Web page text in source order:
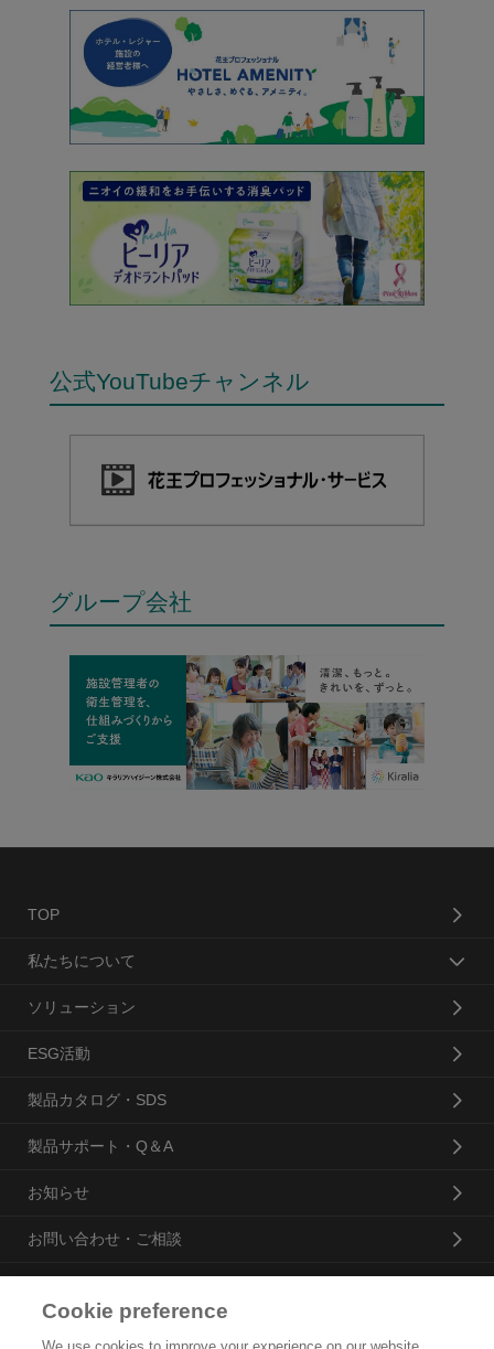
公式YouTubeチャンネル
グループ会社
TOP
私たちについて
ソリューション
ESG活動
製品カタログ・SDS
製品サポート・Q＆A
お知らせ
お問い合わせ・ご相談
Cookie preference